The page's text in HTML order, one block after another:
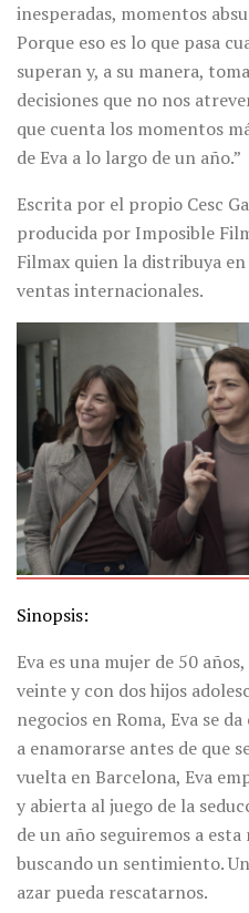
inesperadas, momentos
Porque eso es lo que pasa
superan y, a su manera,
decisiones que no nos
que cuenta los momentos
de Eva a lo largo de un año.”
Escrita por el propio Cesc
producida por Imposible
Filmax quien la distribuya
ventas internacionales.
Sinopsis:
Eva es una mujer de 50
veinte y con dos hijos
negocios en Roma, Eva se
a enamorarse antes de que
vuelta en Barcelona, Eva
y abierta al juego de la
de un año seguiremos a
buscando un sentimiento.
azar pueda rescatarnos.